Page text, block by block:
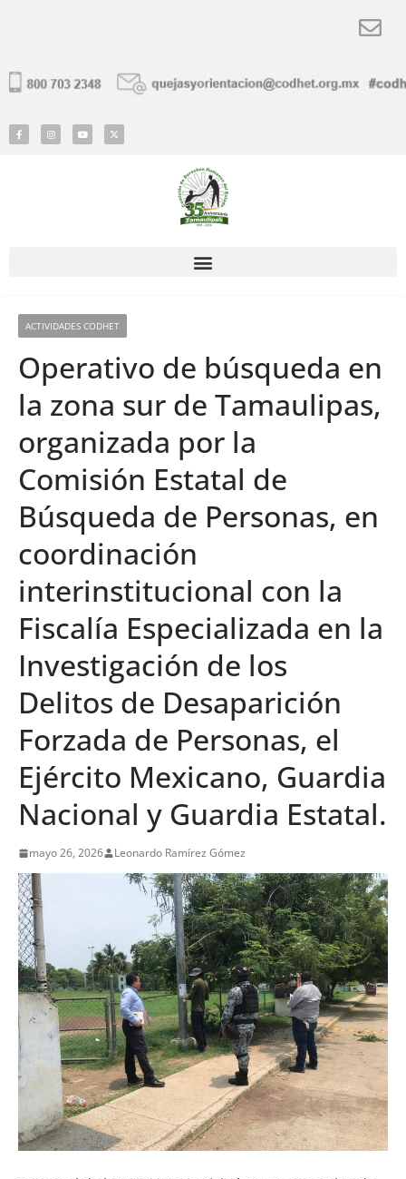
ACTIVIDADES CODHET
Operativo de búsqueda en
la zona sur de Tamaulipas,
organizada por la
Comisión Estatal de
Búsqueda de Personas, en
coordinación
interinstitucional con la
Fiscalía Especializada en la
Investigación de los
Delitos de Desaparición
Forzada de Personas, el
Ejército Mexicano, Guardia
Nacional y Guardia Estatal.
mayo 26, 2026 Leonardo Ramírez Gómez